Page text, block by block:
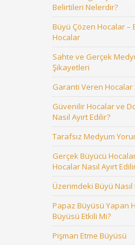
Belirtileri Nelerdir?
Büyü Çözen Hocalar –
Hocalar
Sahte ve Gerçek
Şikayetleri
Garanti Veren
Güvenilir Hocalar ve
Nasıl Ayırt Edilir?
Tarafsız Medyum
Gerçek Büyücü Hocalar
Hocalar Nasıl Ayırt
Üzerimdeki Büyü
Papaz Büyüsü Yapan
Büyüsü Etkili Mi?
Pişman Etme Büyüsü